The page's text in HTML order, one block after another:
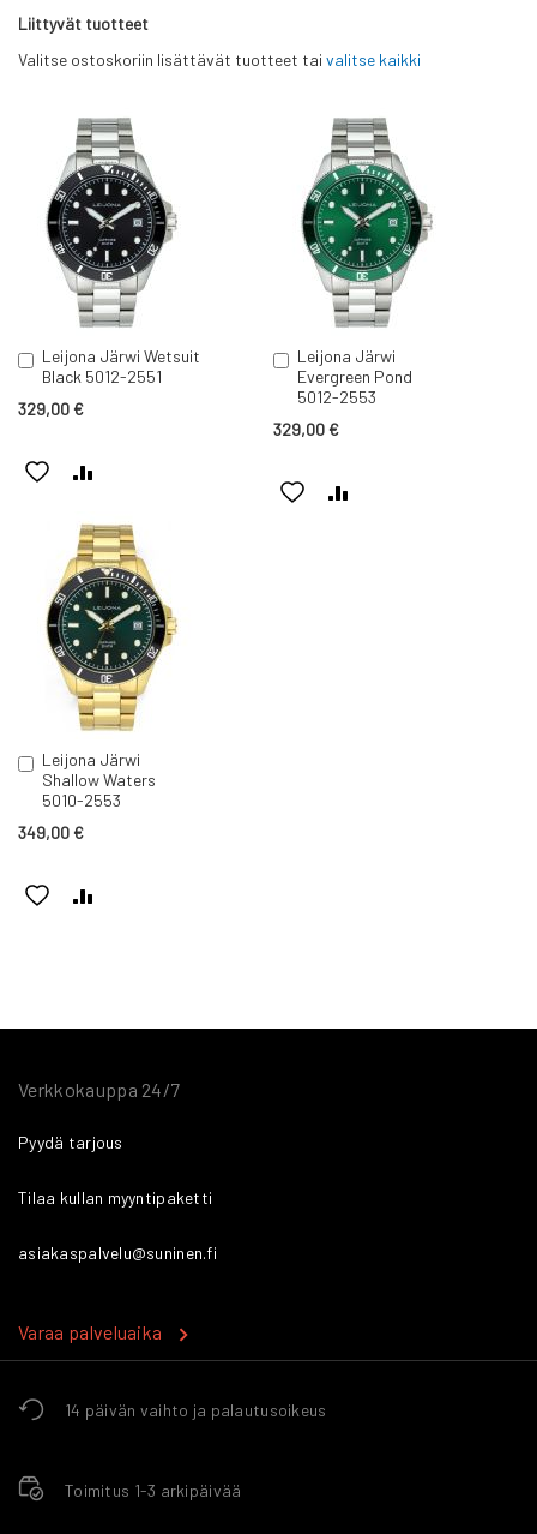
Liittyvät tuotteet
Valitse ostoskoriin lisättävät tuotteet tai valitse kaikki
Leijona Järwi Wetsuit
Black 5012-2551
329,00 €
Lisää
ostoskoriin
LISÄÄ
Leijona Järwi
Evergreen Pond
5012-2553
329,00 €
Lisää
ostoskoriin
LISÄÄ
Leijona Järwi
Shallow Waters
5010-2553
349,00 €
Lisää
ostoskoriin
LISÄÄ
14 päivän vaihto ja palautusoikeus
Toimitus 1-3 arkipäivää
Verkkokauppa 24/7
Pyydä tarjous
Tilaa kullan myyntipaketti
asiakaspalvelu@suninen.fi
Varaa palveluaika